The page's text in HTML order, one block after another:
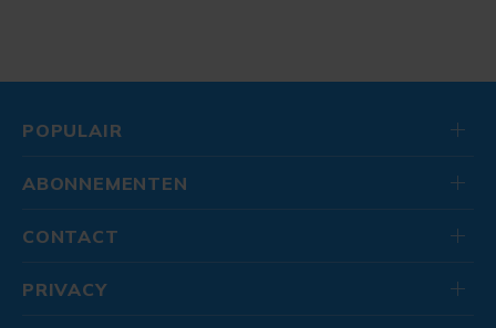
POPULAIR
ABONNEMENTEN
CONTACT
PRIVACY